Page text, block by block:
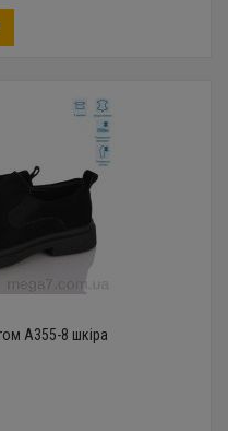
A355-8 шкіра